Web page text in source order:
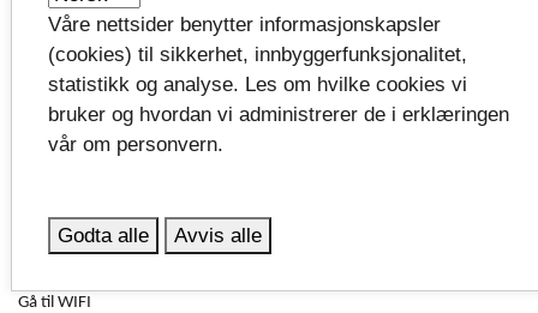
Tips: Logger du på office.com/apps kommer du direkte inn i app-
Koble telefonen, nettbrett eller
Åpne innstillinger
Gå til WIFI
Våre nettsider benytter informasjonskapsler
(cookies) til sikkerhet, innbyggerfunksjonalitet,
statistikk og analyse. Les om hvilke cookies vi
bruker og hvordan vi administrerer de i erklæringen
vår om personvern.
Godta alle Avvis alle